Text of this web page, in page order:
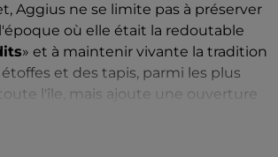
Aggius ne se limite pas à préserver
où elle était la redoutable
» et à maintenir vivante la tradition
et des tapis, parmi les plus
l'île, mais ajoute une ouverture
sardes, la vocation artistique trouve